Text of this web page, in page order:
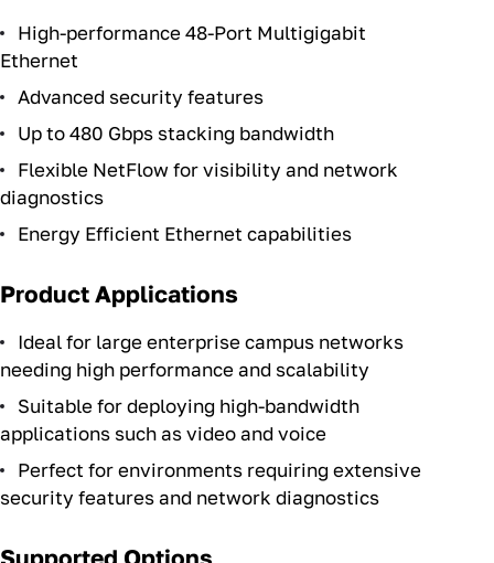
High-performance 48-Port Multigigabit
Ethernet
Advanced security features
Up to 480 Gbps stacking bandwidth
Flexible NetFlow for visibility and network
diagnostics
Energy Efficient Ethernet capabilities
Product Applications
Ideal for large enterprise campus networks
needing high performance and scalability
Suitable for deploying high-bandwidth
applications such as video and voice
Perfect for environments requiring extensive
security features and network diagnostics